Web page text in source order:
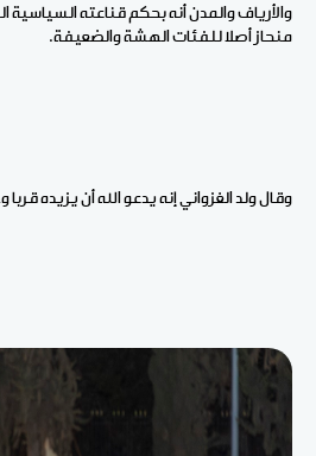
والأرياف والمدن أنه بحكم قناعته السياسية
منحاز أصلا للفئات الهشة والضعيفة.
وقال ولد الغزواني إنه يدعو الله أن يزيده